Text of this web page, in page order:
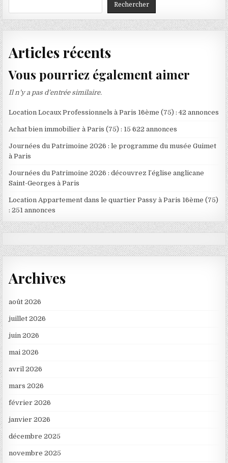
Rechercher
Articles récents
Vous pourriez également aimer
Il n’y a pas d’entrée similaire.
Location Locaux Professionnels à Paris 16ème (75) : 42 annonces
Achat bien immobilier à Paris (75) : 15 622 annonces
Journées du Patrimoine 2026 : le programme du musée Guimet
à Paris
Journées du Patrimoine 2026 : découvrez l’église anglicane
Saint-Georges à Paris
Location Appartement dans le quartier Passy à Paris 16ème (75)
: 251 annonces
Archives
août 2026
juillet 2026
juin 2026
mai 2026
avril 2026
mars 2026
février 2026
janvier 2026
décembre 2025
novembre 2025